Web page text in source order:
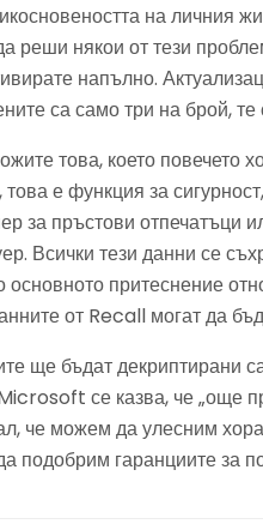
на личния
реши някои от тези
напълно.
са само три на брой, те
това, което повечето
е функция за
за пръстови отпечатъци
Всички тези данни се
основното притеснение
от Recall могат да
ще бъдат декриптирани
се казва, че „още
че можем да улесним
гаранциите за